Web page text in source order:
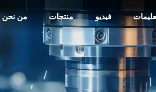
من نحن منتجات فيديو